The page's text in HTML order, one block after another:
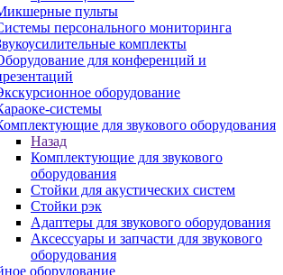
пульты
персонального мониторинга
комплекты
для конференций и
оборудование
системы
для звукового оборудования
Назад
Комплектующие для звукового
оборудования
Стойки для акустических систем
Стойки рэк
Адаптеры для звукового оборудования
Аксессуары и запчасти для звукового
оборудования
оборудование